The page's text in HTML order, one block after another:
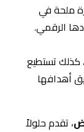
ملحة في
الرقمي.
كذلك تستطيع
أهدافها
، تقدم حلولاً